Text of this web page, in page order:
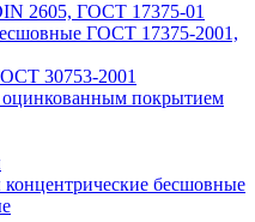
2605, ГОСТ 17375-01
ГОСТ 17375-2001,
30753-2001
покрытием
бесшовные